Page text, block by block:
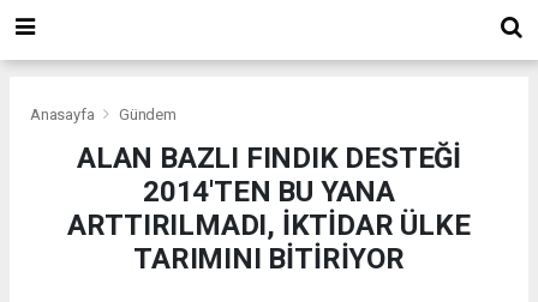
Anasayfa Gündem
ALAN BAZLI FINDIK DESTEĞİ
2014'TEN BU YANA
ARTTIRILMADI, İKTİDAR ÜLKE
TARIMINI BİTİRİYOR